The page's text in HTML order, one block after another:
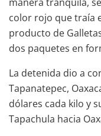
color rojo que traía
producto de
dos paquetes en
La detenida dio a
Tapanatepec,
dólares cada kilo y
Tapachula hacia